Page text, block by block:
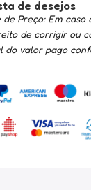
de desejos
Preço: Em
de corrigir ou
do valor pago